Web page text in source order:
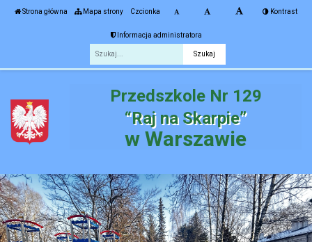
Strona główna Mapa strony Czcionka Kontrast
Informacja administratora
Przedszkole Nr 129
“Raj na Skarpie”
w Warszawie